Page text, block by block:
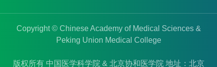
Copyright © Chinese Academy of Medical Sciences &
Peking Union Medical College
版权所有 中国医学科学院 & 北京协和医学院 地址：北京